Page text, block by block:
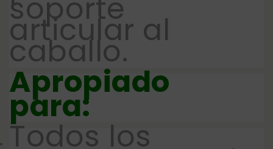
soporte
articular al
caballo.
Apropiado
para:
Todos los